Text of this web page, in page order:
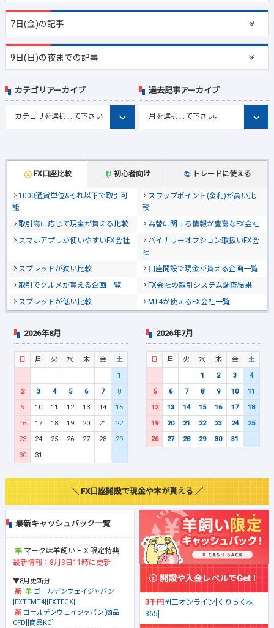
7日(金)の記事
9日(日)の夜までの記事
FX口座比較 初心者向け トレードに使える
1000通貨単位&それ以下で取引可
能
スワップポイント(金利)が高い比
較
取引高に応じて現金が貰える比較
為替に関する情報が豊富なFX会社
スマホアプリが使いやすいFX会社
バイナリーオプション取扱いFX会
社
スプレッドが狭い比較
口座開設で現金が貰える企画一覧
取引でグルメが貰える企画一覧
FX会社の取引システム調査結果
スプレッドが低い比較
MT4が使えるFX会社一覧
カテゴリアーカイブ 過去記事アーカイブ
2026年8月
日 月 火 水 木 金
土
1
2
3 4 5 6 7
8
9
10 11 12 13 14
15
16
17 18 19 20 21
22
23
24 25 26 27 28
29
30
31
2026年7月
日 月 火 水 木 金
土
1
2 3
4
5
6 7 8 9 10
11
12
13 14 15 16 17
18
19
20 21 22 23 24
25
26
27 28 29 30 31
＼ FX口座開設で現金や本が貰える ／
最新キャッシュバック一覧
マークは羊飼いＦＸ限定特典
最新情報：8月3日11時に更新
▼8月更新分
ゴールデンウェイジャパン
[FXTFMT4][FXTFGX]
ゴールデンウェイジャパン[商品
CFD][商品KO]
開設や入金レベルでGet！
3千円岡三オンライン[くりっく株
365]